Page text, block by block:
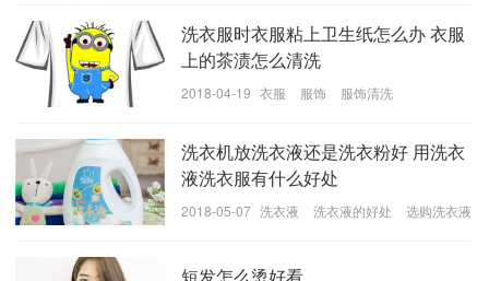
用刷子蘸取适量的汽油轻轻地擦，然后用洗衣液混合着
清水来揉搓就ok了，又或者是直接使用苏打水，也会有
去除口红印的作用的，不过是要把苏打水倒在另外一块
干净的抹布上，轻轻地拍打到口红印的地方。
5.酱油污渍
洗衣服时衣服粘上卫生纸怎么办 衣服
上的茶渍怎么清洗
2018-04-19 衣服 服饰 服饰清洗
洗衣机放洗衣液还是洗衣粉好 用洗衣
液洗衣服有什么好处
2018-05-07 洗衣液 洗衣液的好处
选购洗衣液